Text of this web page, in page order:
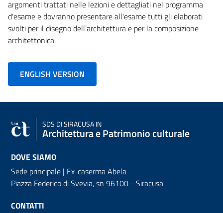
argomenti trattati nelle lezioni e dettagliati nel programma
d'esame e dovranno presentare all'esame tutti gli elaborati
svolti per il disegno dell’architettura e per la composizione
architettonica.
ENGLISH VERSION
SDS DI SIRACUSA IN
Architettura e Patrimonio culturale
DOVE SIAMO
Sede principale | Ex-caserma Abela
Piazza Federico di Svevia, sn 96100 - Siracusa
CONTATTI